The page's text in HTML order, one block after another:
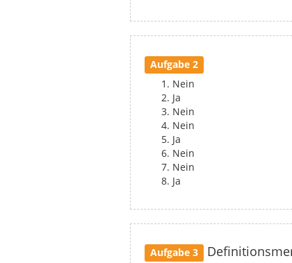
Aufgabe 2
Nein
Ja
Nein
Nein
Ja
Nein
Nein
Ja
Aufgabe 3